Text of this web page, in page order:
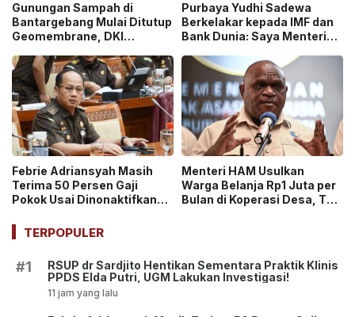
Gunungan Sampah di
Bantargebang Mulai Ditutup
Geomembrane, DKI
Sistem Open Dumping!
Purbaya Yudhi Sadewa
Berkelakar kepada IMF dan
Bank Dunia: Saya Menteri
Beruntung di Dunia!
Febrie Adriansyah Masih
Terima 50 Persen Gaji
Pokok Usai Dinonaktifkan
ASN Dihentikan!
Menteri HAM Usulkan
Warga Belanja Rp1 Juta per
Bulan di Koperasi Desa, Tuai
TERPOPULER
#1
RSUP dr Sardjito Hentikan Sementara Praktik Klinis
PPDS Elda Putri, UGM Lakukan Investigasi!
11 jam yang lalu